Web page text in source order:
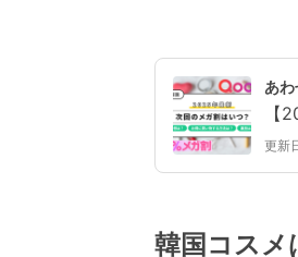
あ
【
更新
韓国コスメ